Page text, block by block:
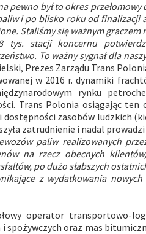
pewno był to okres
i po blisko roku od finalizacji
Staliśmy się ważnym
tys. stacji koncernu
To ważny sygnał dla
Prezes Zarządu Trans
w 2016 r. dynamiki
rynku
Trans Polonia osiągając
zasobów ludzkich
zatrudnienie i nadal
paliw realizowanych
na rzecz obecnych
po dużo słabszych
z wydatkowania
operator transportowo-
spożywczych oraz mas